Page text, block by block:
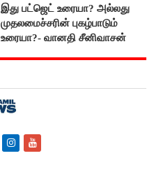
இது பட்ஜெட் உரையா? அல்லது
முதலமைச்சரின் புகழ்பாடும்
உரையா?- வானதி சீனிவாசன்